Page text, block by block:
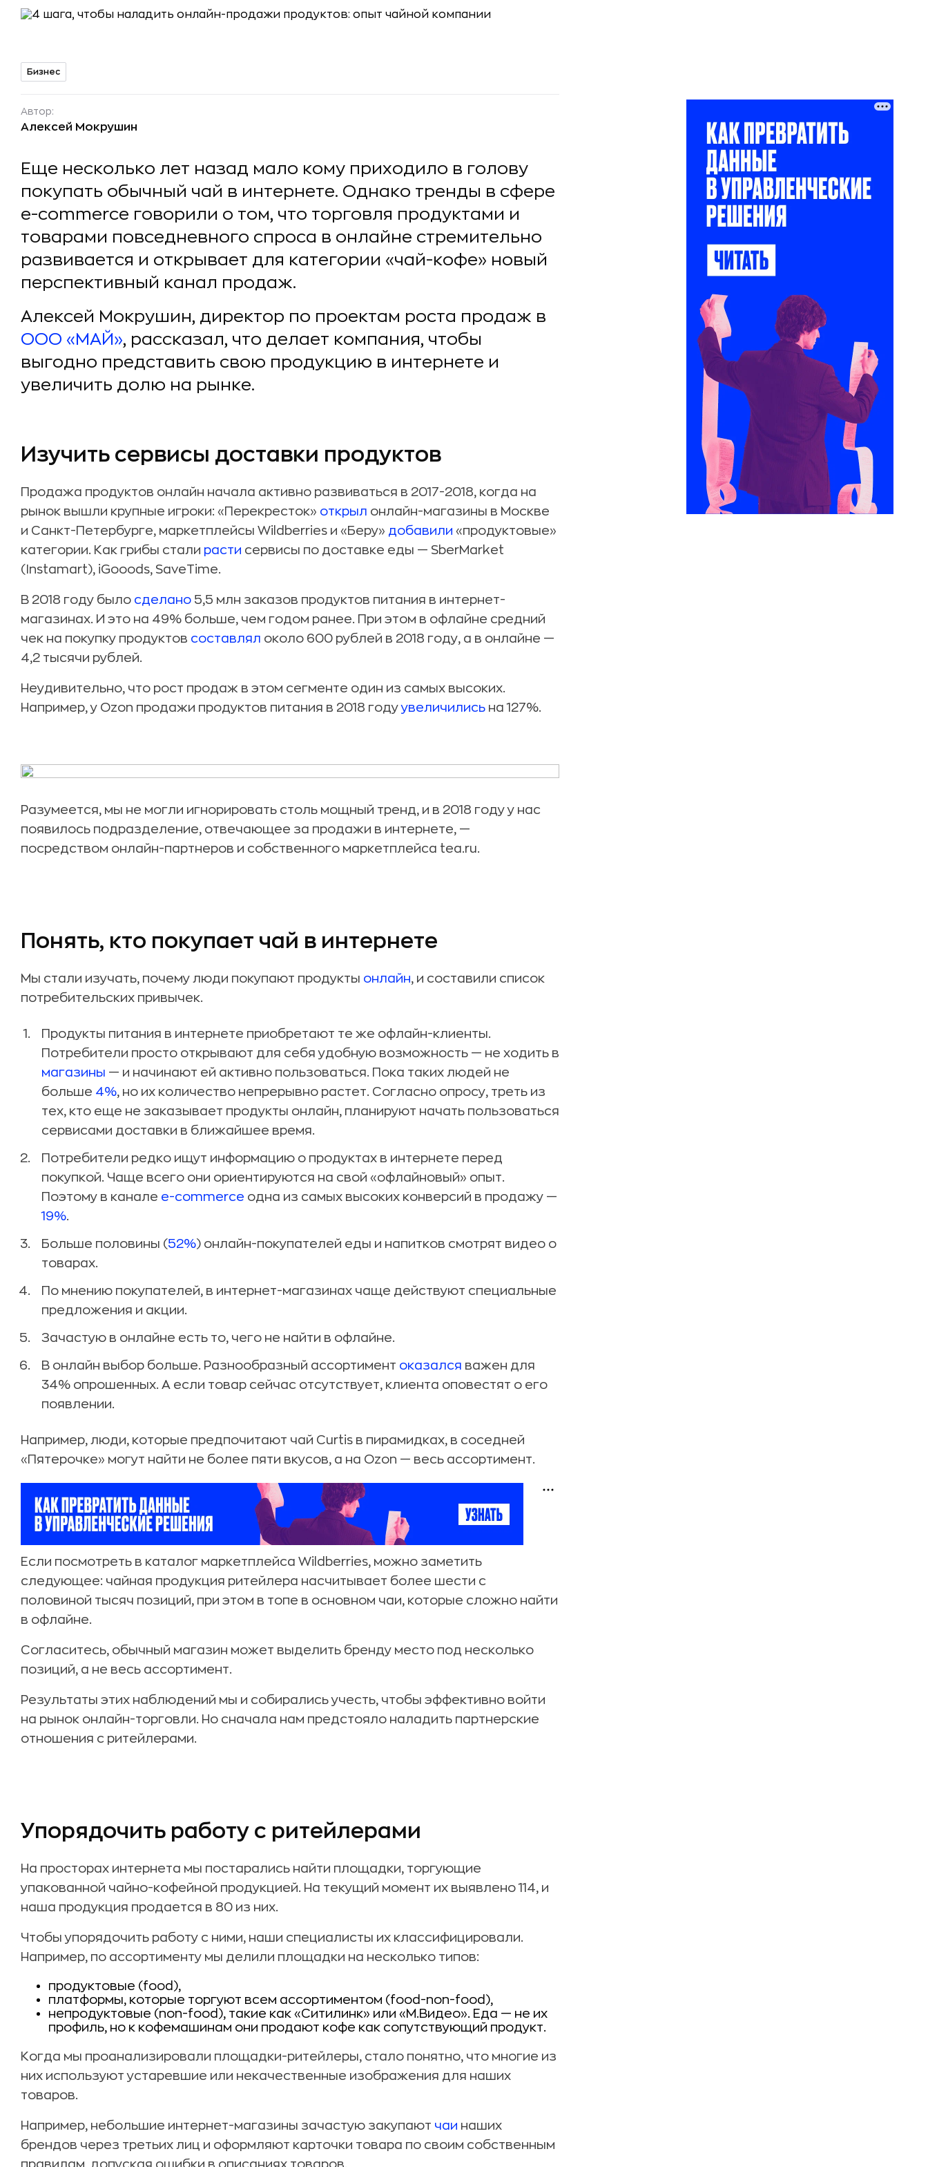
Бизнес
Автор:
Алексей Мокрушин
Еще несколько лет назад мало кому приходило в голову
покупать обычный чай в интернете. Однако тренды в сфере
e-commerce говорили о том, что торговля продуктами и
товарами повседневного спроса в онлайне стремительно
развивается и открывает для категории «чай-кофе» новый
перспективный канал продаж.
Алексей Мокрушин, директор по проектам роста продаж в
ООО «МАЙ», рассказал, что делает компания, чтобы
выгодно представить свою продукцию в интернете и
увеличить долю на рынке.
Изучить сервисы доставки продуктов
Продажа продуктов онлайн начала активно развиваться в 2017-2018, когда на
рынок вышли крупные игроки: «Перекресток» открыл онлайн-магазины в Москве
и Санкт-Петербурге, маркетплейсы Wildberries и «Беру» добавили «продуктовые»
категории. Как грибы стали расти сервисы по доставке еды — SberMarket
(Instamart), iGooods, SaveTime.
В 2018 году было сделано 5,5 млн заказов продуктов питания в интернет-
магазинах. И это на 49% больше, чем годом ранее. При этом в офлайне средний
чек на покупку продуктов составлял около 600 рублей в 2018 году, а в онлайне —
4,2 тысячи рублей.
Неудивительно, что рост продаж в этом сегменте один из самых высоких.
Например, у Ozon продажи продуктов питания в 2018 годуувеличились на 127%.
Разумеется, мы не могли игнорировать столь мощный тренд, и в 2018 году у нас
появилось подразделение, отвечающее за продажи в интернете, —
посредством онлайн-партнеров и собственного маркетплейса tea.ru.
Понять, кто покупает чай в интернете
Мы стали изучать, почему люди покупают продукты онлайн, и составили список
потребительских привычек.
Продукты питания в интернете приобретают те же офлайн-клиенты.
Потребители просто открывают для себя удобную возможность — не ходить в
магазины — и начинают ей активно пользоваться. Пока таких людей не
больше 4%, но их количество непрерывно растет. Согласно опросу, треть из
тех, кто еще не заказывает продукты онлайн, планируют начать пользоваться
сервисами доставки в ближайшее время.
Потребители редко ищут информацию о продуктах в интернете перед
покупкой. Чаще всего они ориентируются на свой «офлайновый» опыт.
Поэтому в канале e-commerce одна из самых высоких конверсий в продажу —
19%.
Больше половины (52%) онлайн-покупателей еды и напитков смотрят видео о
товарах.
По мнению покупателей, в интернет-магазинах чаще действуют специальные
предложения и акции.
Зачастую в онлайне есть то, чего не найти в офлайне.
В онлайн выбор больше. Разнообразный ассортимент оказался важен для
34% опрошенных. А если товар сейчас отсутствует, клиента оповестят о его
появлении.
Например, люди, которые предпочитают чай Curtis в пирамидках, в соседней
«Пятерочке» могут найти не более пяти вкусов, а на Ozon — весь ассортимент.
Если посмотреть в каталог маркетплейса Wildberries, можно заметить
следующее: чайная продукция ритейлера насчитывает более шести с
половиной тысяч позиций, при этом в топе в основном чаи, которые сложно найти
в офлайне.
Согласитесь, обычный магазин может выделить бренду место под несколько
позиций, а не весь ассортимент.
Результаты этих наблюдений мы и собирались учесть, чтобы эффективно войти
на рынок онлайн-торговли. Но сначала нам предстояло наладить партнерские
отношения с ритейлерами.
Упорядочить работу с ритейлерами
На просторах интернета мы постарались найти площадки, торгующие
упакованной чайно-кофейной продукцией. На текущий момент их выявлено 114, и
наша продукция продается в 80 из них.
Чтобы упорядочить работу с ними, наши специалисты их классифицировали.
Например, по ассортименту мы делили площадки на несколько типов:
продуктовые (food),
платформы, которые торгуют всем ассортиментом (food-non-food),
непродуктовые (non-food), такие как «Ситилинк» или «М.Видео». Еда — не их
профиль, но к кофемашинам они продают кофе как сопутствующий продукт.
Когда мы проанализировали площадки-ритейлеры, стало понятно, что многие из
них используют устаревшие или некачественные изображения для наших
товаров.
Например, небольшие интернет-магазины зачастую закупают чаи наших
брендов через третьих лиц и оформляют карточки товара по своим собственным
правилам, допуская ошибки в описаниях товаров.